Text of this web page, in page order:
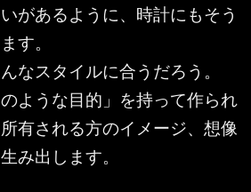
があるように、時計にもそう
す。
なスタイルに合うだろう。
ような目的」を持って作られ
有される方のイメージ、想像
み出します。